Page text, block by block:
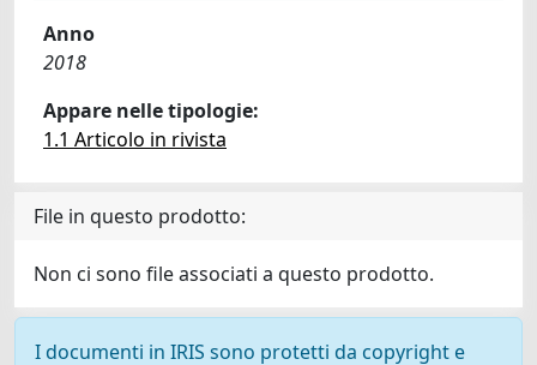
Anno
2018
Appare nelle tipologie:
1.1 Articolo in rivista
File in questo prodotto:
Non ci sono file associati a questo prodotto.
I documenti in IRIS sono protetti da copyright e